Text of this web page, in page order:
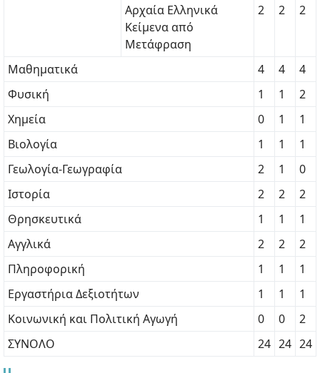
Αρχαία Ελληνικά
Κείμενα από
Μετάφραση
2 2 2
Μαθηματικά 4 4
4
Φυσική
1 1
2
Χημεία
0 1
1
Βιολογία
1 1
1
Γεωλογία-Γεωγραφία
2 1
0
Ιστορία
2 2
2
Θρησκευτικά
1 1
1
Αγγλικά
2 2
2
Πληροφορική
1 1
1
Εργαστήρια Δεξιοτήτων
1 1
1
Κοινωνική και Πολιτική Αγωγή
0 0
2
ΣΥΝΟΛΟ
24 24 24